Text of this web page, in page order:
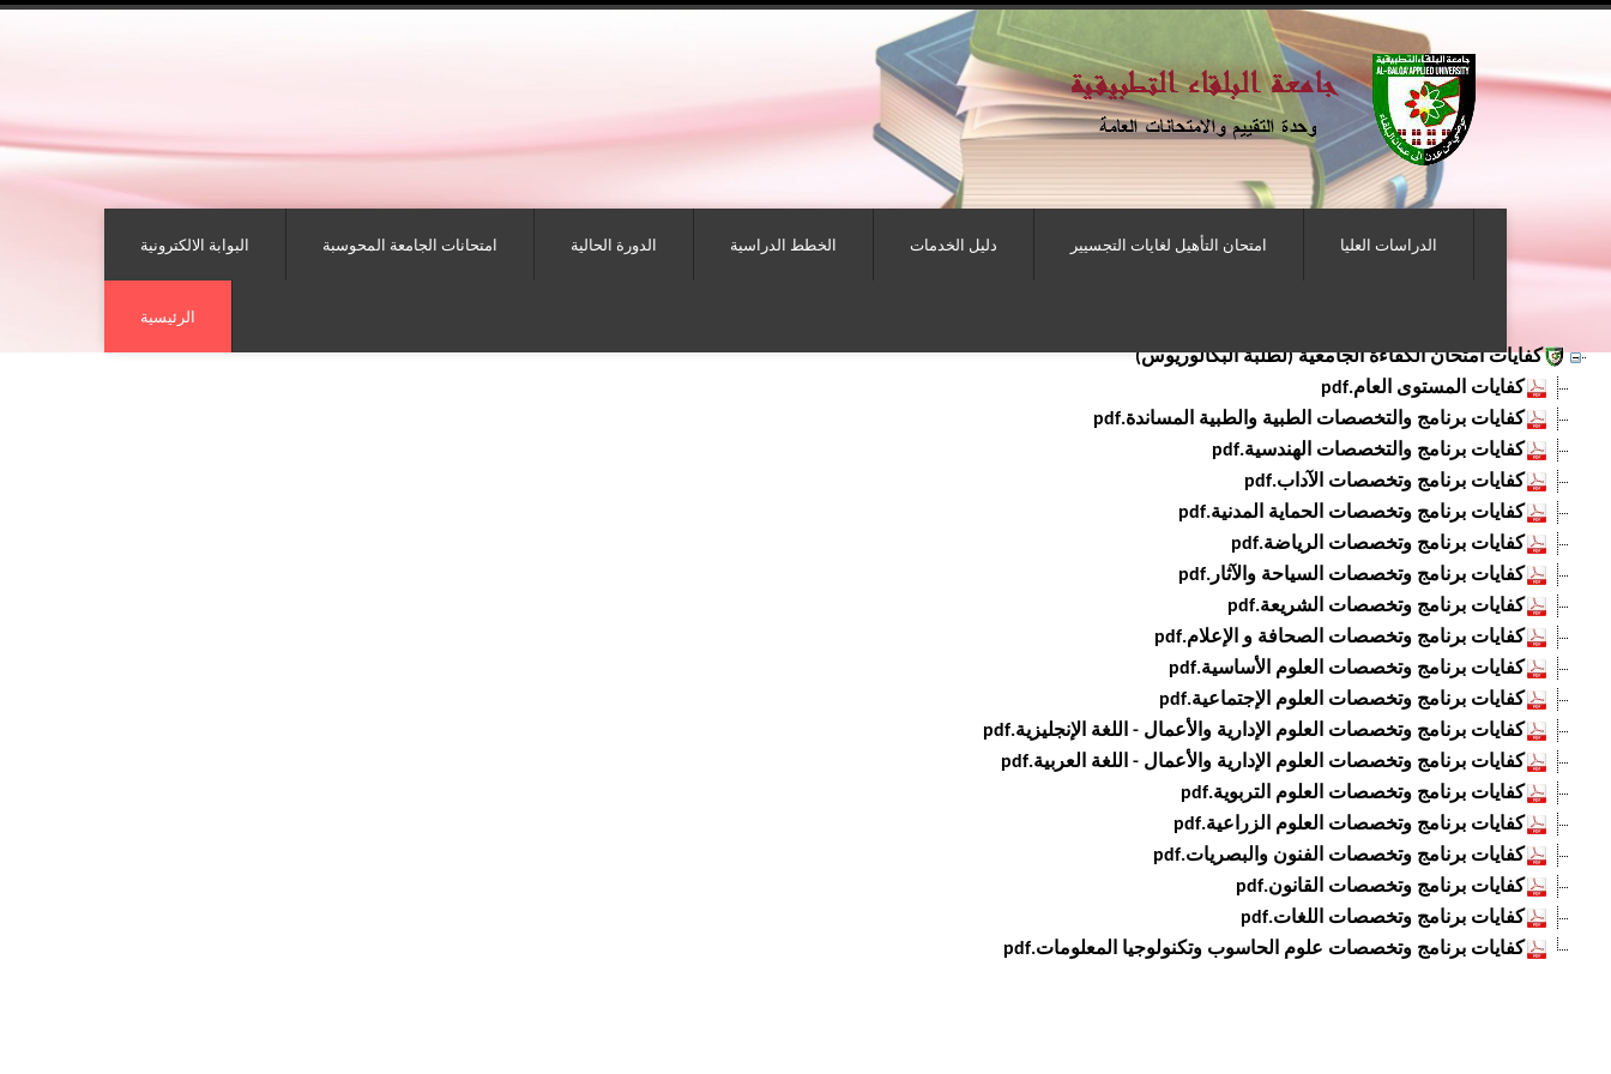
البوابة الالكترونية امتحانات الجامعة المحوسبة الدورة الحالية الخطط الدراسية دليل الخدمات امتحان التأهيل لغايات التجسيير الدراسات العليا
الرئيسية
كفايات امتحان الكفاءة الجامعية (لطلبة البكالوريوس)
كفايات المستوى العام.pdf
كفايات برنامج والتخصصات الطبية والطبية المساندة.pdf
كفايات برنامج والتخصصات الهندسية.pdf
كفايات برنامج وتخصصات الآداب.pdf
كفايات برنامج وتخصصات الحماية المدنية.pdf
كفايات برنامج وتخصصات الرياضة.pdf
كفايات برنامج وتخصصات السياحة والآثار.pdf
كفايات برنامج وتخصصات الشريعة.pdf
كفايات برنامج وتخصصات الصحافة و الإعلام.pdf
كفايات برنامج وتخصصات العلوم الأساسية.pdf
كفايات برنامج وتخصصات العلوم الإجتماعية.pdf
كفايات برنامج وتخصصات العلوم الإدارية والأعمال - اللغة الإنجليزية.pdf
كفايات برنامج وتخصصات العلوم الإدارية والأعمال - اللغة العربية.pdf
كفايات برنامج وتخصصات العلوم التربوية.pdf
كفايات برنامج وتخصصات العلوم الزراعية.pdf
كفايات برنامج وتخصصات الفنون والبصريات.pdf
كفايات برنامج وتخصصات القانون.pdf
كفايات برنامج وتخصصات اللغات.pdf
كفايات برنامج وتخصصات علوم الحاسوب وتكنولوجيا المعلومات.pdf